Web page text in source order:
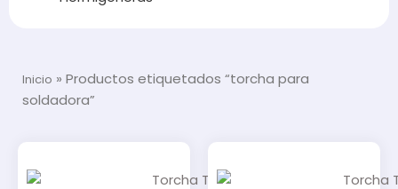
Inicio » Productos etiquetados “torcha para
soldadora”